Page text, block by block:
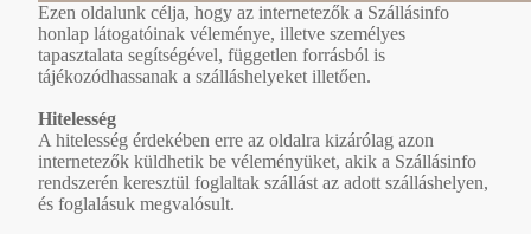
Ezen oldalunk célja, hogy az internetezők a Szállásinfo
honlap látogatóinak véleménye, illetve személyes
tapasztalata segítségével, független forrásból is
tájékozódhassanak a szálláshelyeket illetően.
Hitelesség
A hitelesség érdekében erre az oldalra kizárólag azon
internetezők küldhetik be véleményüket, akik a Szállásinfo
rendszerén keresztül foglaltak szállást az adott szálláshelyen,
és foglalásuk megvalósult.